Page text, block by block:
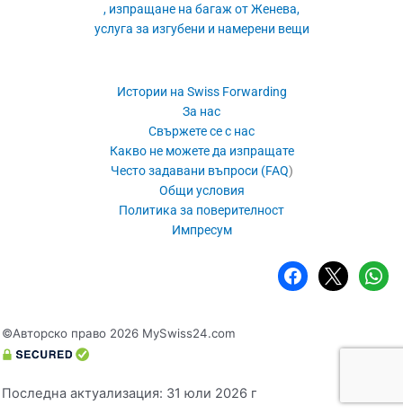
, изпращане на багаж от Женева,
услуга за изгубени и намерени вещи
Истории на Swiss Forwarding
За нас
Свържете се с нас
Какво не можете да изпращате
Често задавани въпроси (FAQ)
Общи условия
Политика за поверителност
Импресум
фейсбук
х
©Авторско право 2026 MySwiss24.com
Последна актуализация: 31 юли 2026 г